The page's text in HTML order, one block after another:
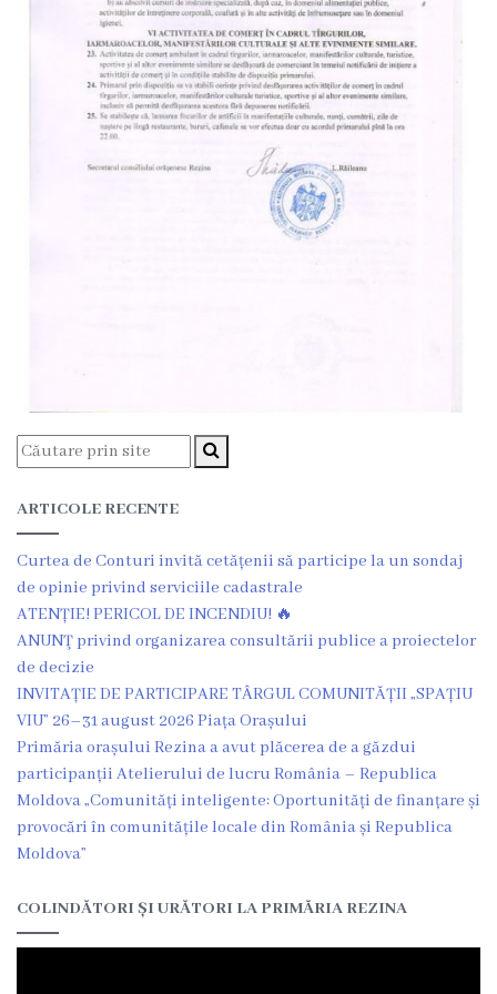
specialitate
Activitatea
consiliului
consiliului
Ședințele
Consiliului
Ședința
consiliului
orășenesc
online
Transparență
Licitații
și
achiziții
Rapoarte
Plan
ARTICOLE RECENTE
Curtea de Conturi invită cetățenii să participe la un sondaj
de opinie privind serviciile cadastrale
ATENȚIE! PERICOL DE INCENDIU! 🔥
ANUNŢ privind organizarea consultării publice a proiectelor
de decizie
INVITAȚIE DE PARTICIPARE TÂRGUL COMUNITĂȚII „SPAȚIU
VIU” 26–31 august 2026 Piața Orașului
Primăria orașului Rezina a avut plăcerea de a găzdui
participanții Atelierului de lucru România – Republica
Moldova „Comunități inteligente: Oportunități de finanțare și
provocări în comunitățile locale din România și Republica
Moldova”
COLINDĂTORI ȘI URĂTORI LA PRIMĂRIA REZINA